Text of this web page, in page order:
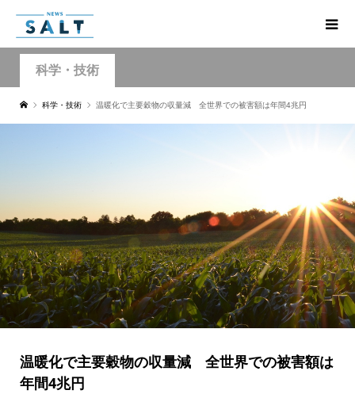
科学・技術
科学・技術 温暖化で主要穀物の収量減 全世界での被害額は年間4兆円
温暖化で主要穀物の収量減 全世界での被害額は
年間4兆円